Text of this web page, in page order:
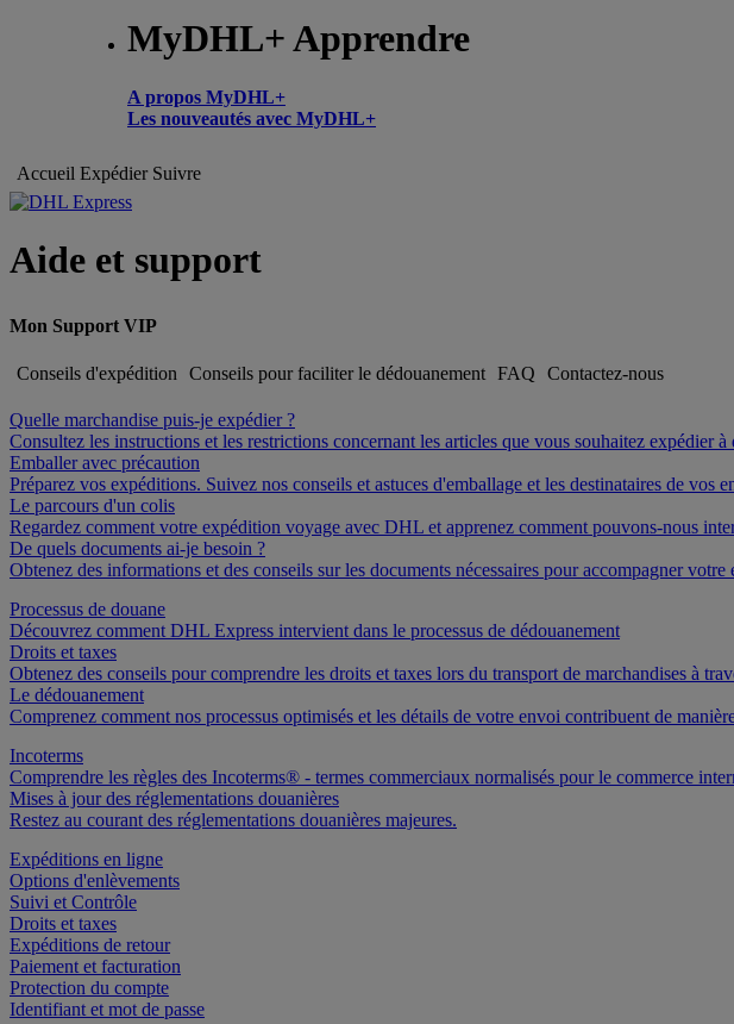
MyDHL+ Apprendre
A propos MyDHL+
Les nouveautés avec MyDHL+
Accueil Expédier Suivre
Aide et support
Mon Support VIP
Conseils d'expédition Conseils pour faciliter le dédouanement FAQ Contactez-nous
Quelle marchandise puis-je expédier ?
Consultez les instructions et les restrictions concernant les articles que vous souhaitez expédier
Emballer avec précaution
Préparez vos expéditions. Suivez nos conseils et astuces d'emballage et les destinataires de vos
Le parcours d'un colis
Regardez comment votre expédition voyage avec DHL et apprenez comment pouvons-nous
De quels documents ai-je besoin ?
Obtenez des informations et des conseils sur les documents nécessaires pour accompagner votre
Processus de douane
Découvrez comment DHL Express intervient dans le processus de dédouanement
Droits et taxes
Obtenez des conseils pour comprendre les droits et taxes lors du transport de marchandises à
Le dédouanement
Comprenez comment nos processus optimisés et les détails de votre envoi contribuent de
Incoterms
Comprendre les règles des Incoterms® - termes commerciaux normalisés pour le commerce
Mises à jour des réglementations douanières
Restez au courant des réglementations douanières majeures.
Expéditions en ligne
Options d'enlèvements
Suivi et Contrôle
Droits et taxes
Expéditions de retour
Paiement et facturation
Protection du compte
Identifiant et mot de passe